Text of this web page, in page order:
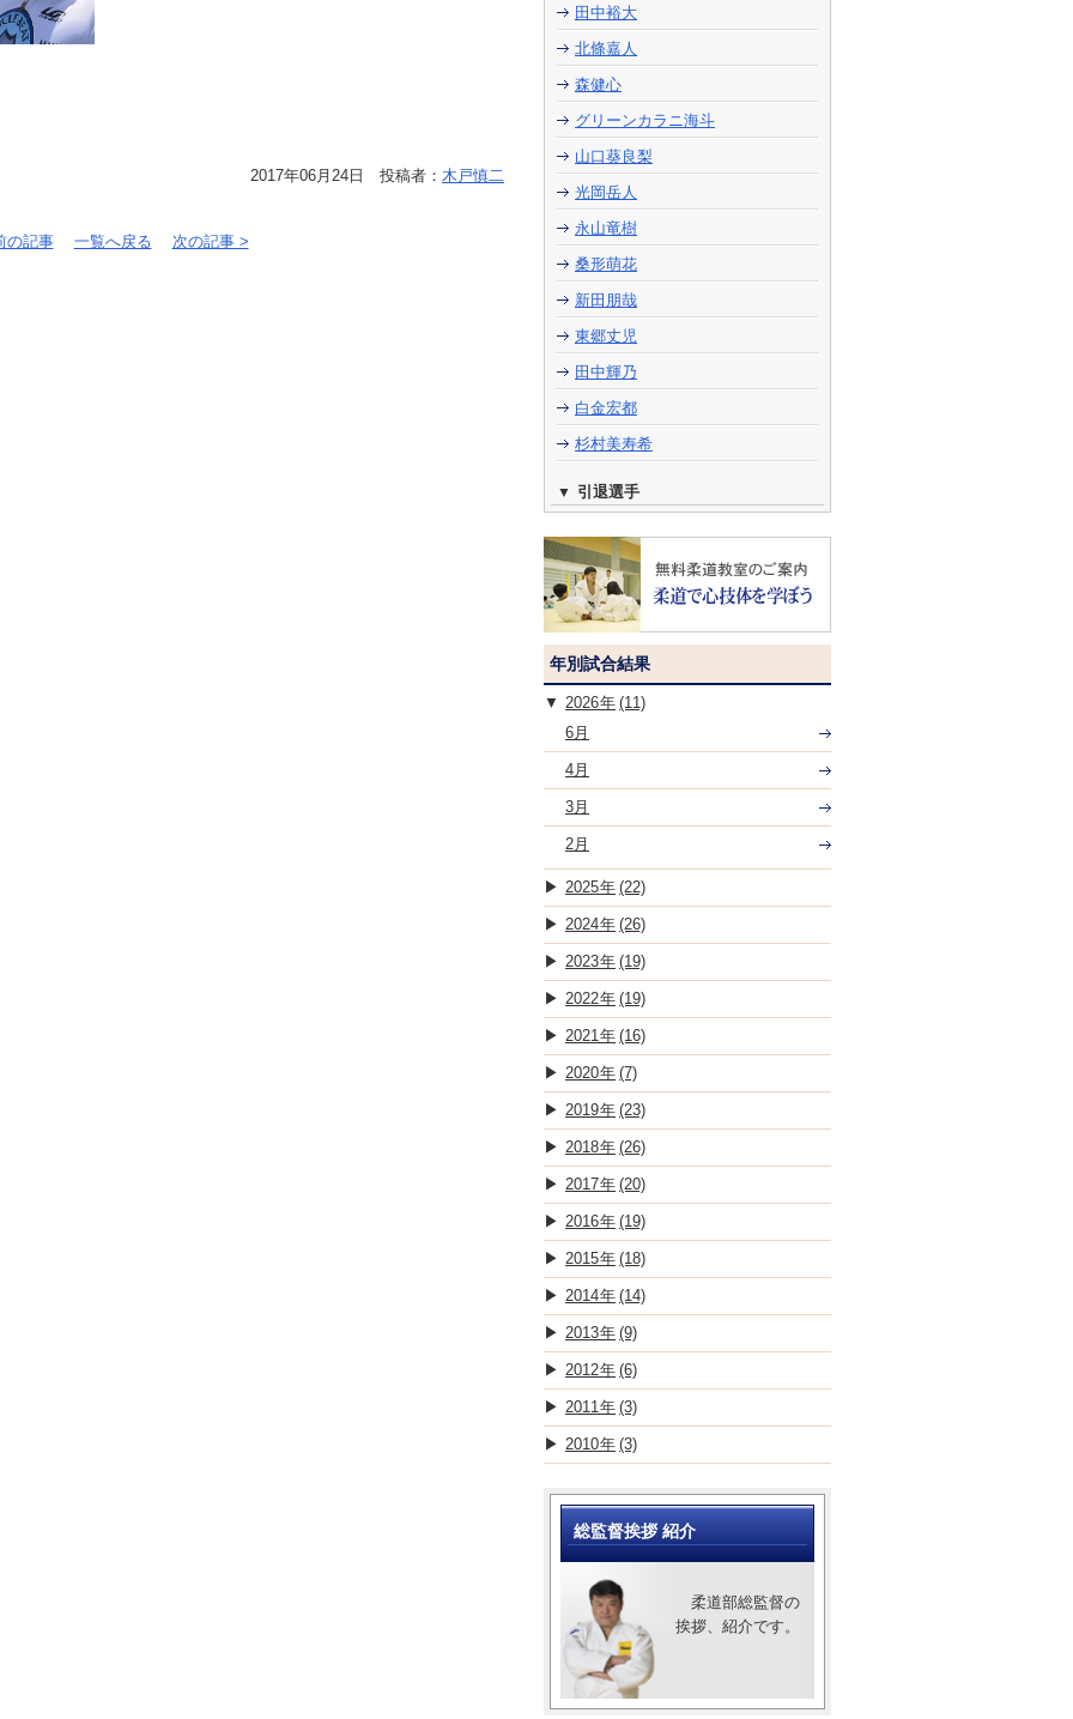
2017年06月24日 投稿者： 木戸慎二
の記事 一覧へ戻る 次の記事 >
田中裕大
北條嘉人
森健心
グリーンカラニ海斗
山口葵良梨
光岡岳人
永山竜樹
桑形萌花
新田朋哉
東郷丈児
田中輝乃
白金宏都
杉村美寿希
引退選手
年別試合結果
2026
(11)
6月
4月
3月
2月
2025 (22)
2024 (26)
2023 (19)
2022 (19)
2021 (16)
2020 (7)
2019 (23)
2018 (26)
2017 (20)
2016 (19)
2015 (18)
2014 (14)
2013 (9)
2012 (6)
2011 (3)
2010 (3)
総監督挨拶 紹介
柔道部総監督の
挨拶、紹介です。